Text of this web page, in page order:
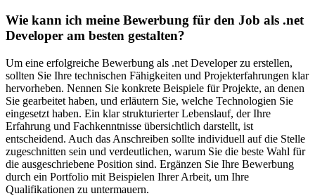
Wie kann ich meine Bewerbung für den Job als .net
Developer am besten gestalten?
Um eine erfolgreiche Bewerbung als .net Developer zu erstellen,
sollten Sie Ihre technischen Fähigkeiten und Projekterfahrungen klar
hervorheben. Nennen Sie konkrete Beispiele für Projekte, an denen
Sie gearbeitet haben, und erläutern Sie, welche Technologien Sie
eingesetzt haben. Ein klar strukturierter Lebenslauf, der Ihre
Erfahrung und Fachkenntnisse übersichtlich darstellt, ist
entscheidend. Auch das Anschreiben sollte individuell auf die Stelle
zugeschnitten sein und verdeutlichen, warum Sie die beste Wahl für
die ausgeschriebene Position sind. Ergänzen Sie Ihre Bewerbung
durch ein Portfolio mit Beispielen Ihrer Arbeit, um Ihre
Qualifikationen zu untermauern.